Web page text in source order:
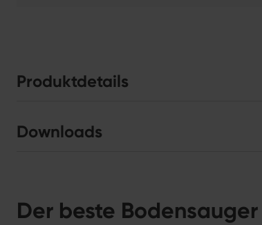
Produktdetails
Downloads
Der beste